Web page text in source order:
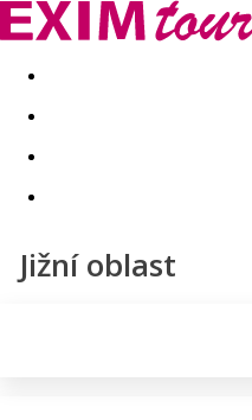
Akční nabídky Last minute
Jižní oblast